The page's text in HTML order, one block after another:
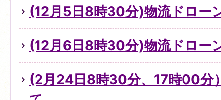
(12月5日8時30分)物流ドロー
(12月6日8時30分)物流ドロー
(2月24日8時30分、17時00分